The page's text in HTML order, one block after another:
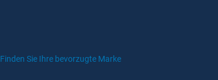
Finden Sie Ihre bevorzugte Marke